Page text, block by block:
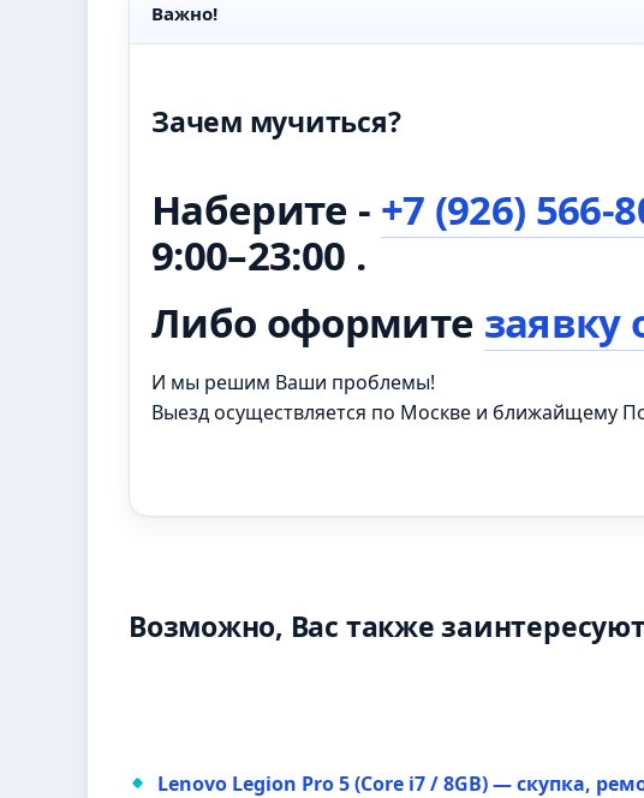
Важно!
Зачем мучиться?
Наберите - +7 (926) 566-
9:00–23:00 .
Либо оформите заявку
И мы решим Ваши проблемы!
Выезд осуществляется по Москве и ближайщему
Возможно, Вас также
Lenovo Legion Pro 5 (Core i7 / 8GB) — скупка,